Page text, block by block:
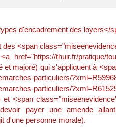
d'encadrement des loyers</
des <span
href="https://thuir.fr/pratique/
et majoré) qui s'appliquent à
demarches-particuliers/
demarches-particuliers/
et <span
payer une amende
d'une personne morale).